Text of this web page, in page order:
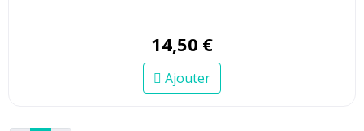
14,50 €
Ajouter